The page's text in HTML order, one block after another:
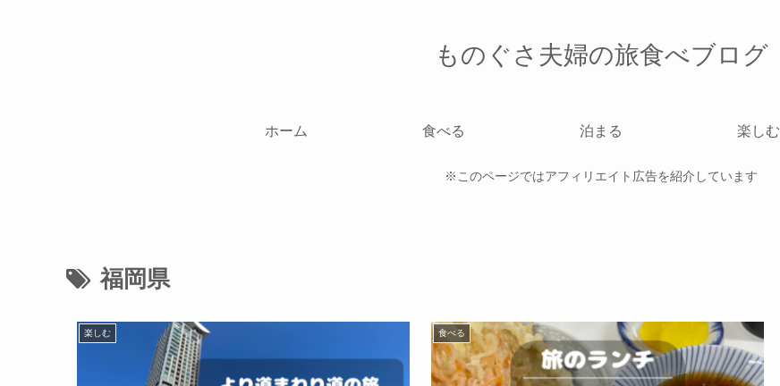
ものぐさ夫婦の旅食べブログ
ホーム 食べる 泊まる 楽しむ
※このページではアフィリエイト広告を紹介しています
福岡県
楽しむ 食べる